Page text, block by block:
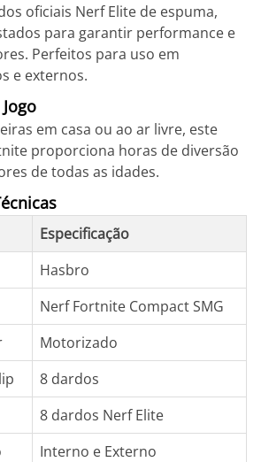
oficiais Nerf Elite de espuma,
para garantir performance e
Perfeitos para uso em
e externos.
em casa ou ao ar livre, este
proporciona horas de diversão
de todas as idades.
Especificação
Hasbro
Nerf Fortnite Compact SMG
Motorizado
8 dardos
8 dardos Nerf Elite
Interno e Externo